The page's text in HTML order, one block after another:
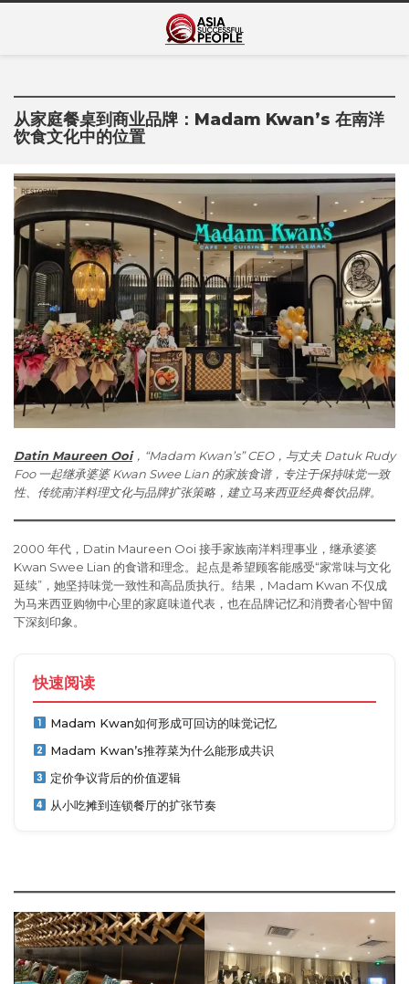
Asia Successful
People
从家庭餐桌到商业品牌：Madam Kwan’s 在南洋
饮食文化中的位置
Datin Maureen Ooi，“Madam Kwan’s” CEO，与丈夫 Datuk Rudy
Foo 一起继承婆婆 Kwan Swee Lian 的家族食谱，专注于保持味觉一致
性、传统南洋料理文化与品牌扩张策略，建立马来西亚经典餐饮品牌。
2000 年代，Datin Maureen Ooi 接手家族南洋料理事业，继承婆婆
Kwan Swee Lian 的食谱和理念。起点是希望顾客能感受“家常味与文化
延续”，她坚持味觉一致性和高品质执行。结果，Madam Kwan 不仅成
为马来西亚购物中心里的家庭味道代表，也在品牌记忆和消费者心智中留
下深刻印象。
快速阅读
Madam Kwan如何形成可回访的味觉记忆
Madam Kwan’s推荐菜为什么能形成共识
定价争议背后的价值逻辑
从小吃摊到连锁餐厅的扩张节奏